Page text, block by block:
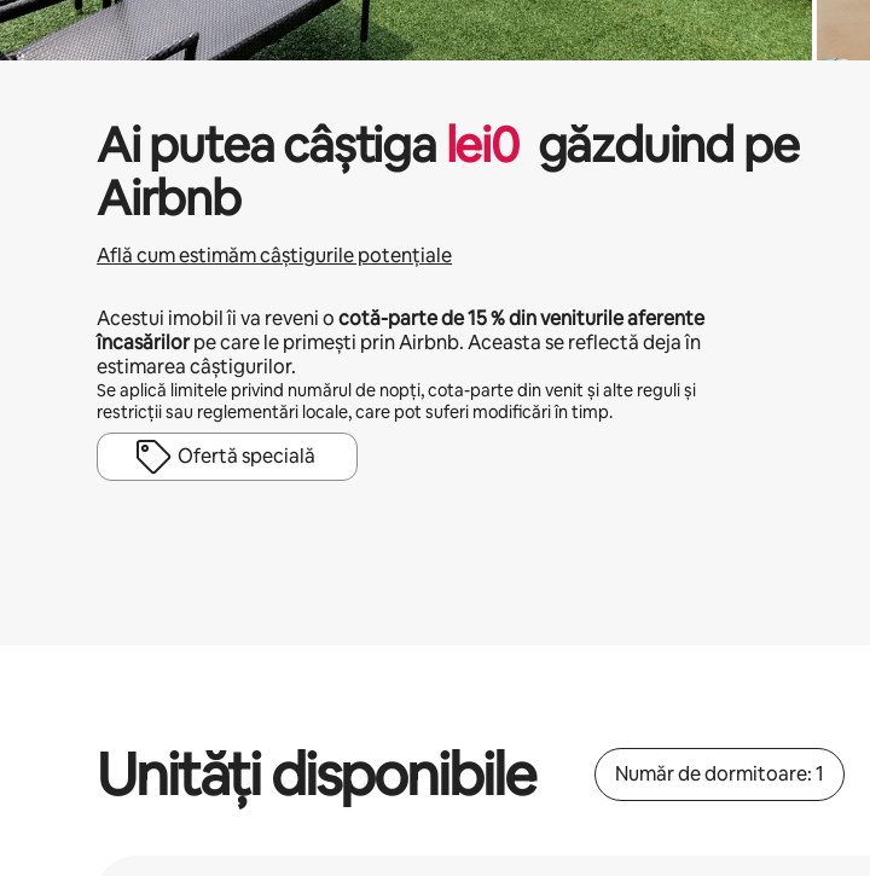
Ai putea câștigalei0 găzduind pe
Airbnb
Află cum estimăm câștigurile potențiale
Acestui imobil îi va reveni ocotă-parte de15 %din veniturile aferente
încasărilorpe care le primești prin Airbnb. Aceasta se reflectă deja în
estimarea câștigurilor.
Se aplică limitele privind numărul de nopți, cota-parte din venit și alte reguli și
restricții sau reglementări locale, care pot suferi modificări în timp.
Ofertă specială
Unități disponibile Număr de dormitoare: 1